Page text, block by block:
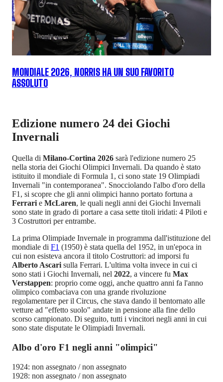
MONDIALE 2026, NORRIS HA UN SUO FAVORITO
ASSOLUTO
Edizione numero 24 dei Giochi
Invernali
Quella di Milano-Cortina 2026 sarà l'edizione numero 25
nella storia dei Giochi Olimpici Invernali. Da quando è stato
istituito il mondiale di Formula 1, ci sono state 19 Olimpiadi
Invernali "in contemporanea". Snocciolando l'albo d'oro della
F1, si scopre che gli anni olimpici hanno portato fortuna a
Ferrari e McLaren, le quali negli anni dei Giochi Invernali
sono state in grado di portare a casa sette titoli iridati: 4 Piloti e
3 Costruttori per entrambe.
La prima Olimpiade Invernale in programma dall'istituzione del
mondiale di F1 (1950) è stata quella del 1952, in un'epoca in
cui non esisteva ancora il titolo Costruttori: ad imporsi fu
Alberto Ascari sulla Ferrari. L'ultima volta invece in cui ci
sono stati i Giochi Invernali, nel 2022, a vincere fu Max
Verstappen: proprio come oggi, anche quattro anni fa l'anno
olimpico combaciava con una grande rivoluzione
regolamentare per il Circus, che stava dando il bentornato alle
vetture ad "effetto suolo" andate in pensione alla fine dello
scorso campionato. Di seguito, tutti i vincitori negli anni in cui
sono state disputate le Olimpiadi Invernali.
Albo d'oro F1 negli anni "olimpici"
1924: non assegnato / non assegnato
1928: non assegnato / non assegnato